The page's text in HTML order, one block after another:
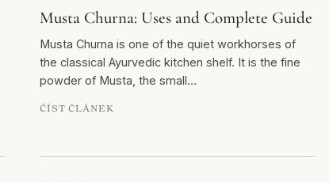
Musta Churna: Uses and Complete Guide
Musta Churna is one of the quiet workhorses of
the classical Ayurvedic kitchen shelf. It is the fine
powder of Musta, the small…
ČÍST ČLÁNEK